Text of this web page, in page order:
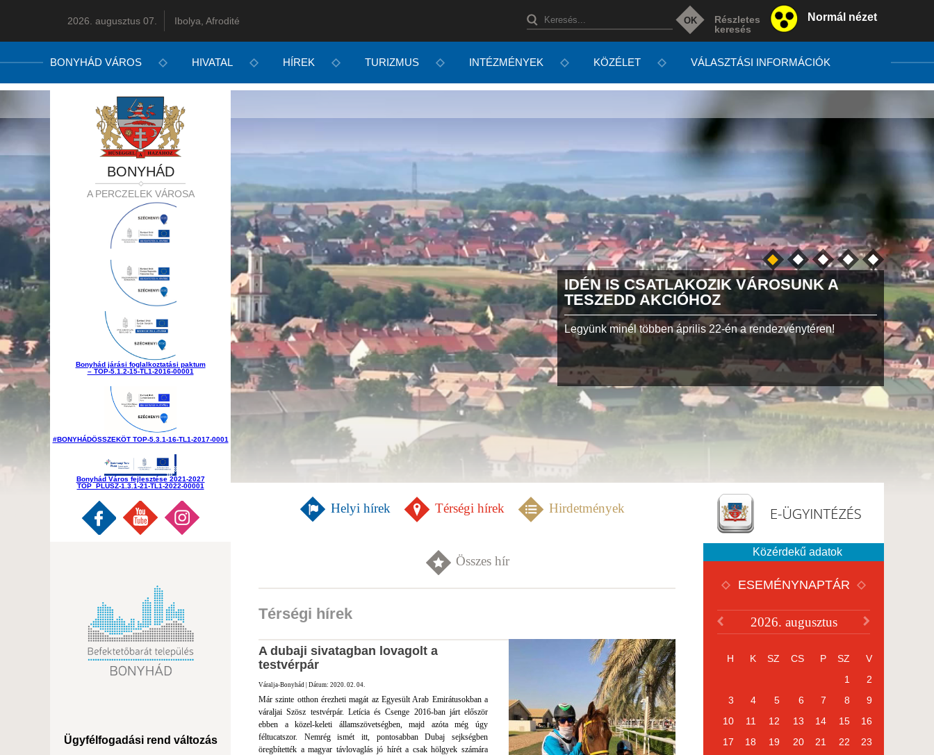
Részletes
keresés
Normál nézet
2026. augusztus 07. Ibolya, Afrodité
BONYHÁD VÁROS HIVATAL HÍREK TURIZMUS INTÉZMÉNYEK KÖZÉLET VÁLASZTÁSI INFORMÁCIÓK
IDÉN IS CSATLAKOZIK VÁROSUNK A
TESZEDD AKCIÓHOZ
Legyünk minél többen április 22-én a rendezvénytéren!
1944-
együtt
BONYHÁD
A PERCZELEK VÁROSA
Bonyhád járási foglalkoztatási paktum
– TOP-5.1.2-15-TL1-2016-00001
#BONYHÁDÖSSZEKÖT TOP-5.3.1-16-TL1-2017-0001
Bonyhád Város fejlesztése 2021-2027
TOP_PLUSZ-1.3.1-21-TL1-2022-00001
Ügyfélfogadási rend változás
Helyi hírek Térségi hírek Hirdetmények
Összes hír
Térségi hírek
A dubaji sivatagban lovagolt a
testvérpár
Váralja-Bonyhád | Dátum: 2020. 02. 04.
Már szinte otthon érezheti magát az Egyesült Arab Emirátusokban a
váraljai Szösz testvérpár. Letícia és Csenge 2016-ban járt először
ebben a közel-keleti államszövetségben, majd azóta még úgy
féltucatszor. Nemrég ismét itt, pontosabban Dubaj sejkségben
öregbítették a magyar távlovaglás jó hírét a csak hölgyek számára
Közérdekű adatok
ESEMÉNYNAPTÁR
2026. augusztus
H K SZ CS P SZ
V
1
2
3
4 5 6 7 8
9
10
11 12 13 14 15
16
17
18 19 20 21 22
23